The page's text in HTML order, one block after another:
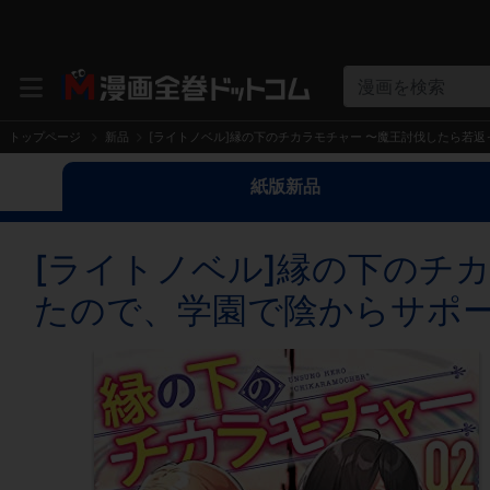
漫画を検索
トップページ 新品 [ライトノベル]縁の下のチカラモチャー 〜魔王討伐したら若
紙版新品
[ライトノベル]縁の下のチ
たので、学園で陰からサポ